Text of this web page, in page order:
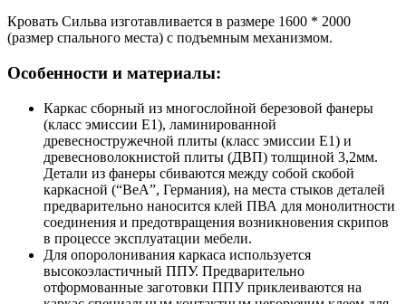
Кровать Сильва изготавливается в размере 1600 * 2000
(размер спального места) с подъемным механизмом.
Особенности и материалы:
Каркас сборный из многослойной березовой фанеры
(класс эмиссии Е1), ламинированной
древесностружечной плиты (класс эмиссии Е1) и
древесноволокнистой плиты (ДВП) толщиной 3,2мм.
Детали из фанеры сбиваются между собой скобой
каркасной (“BeA”, Германия), на места стыков деталей
предварительно наносится клей ПВА для монолитности
соединения и предотвращения возникновения скрипов
в процессе эксплуатации мебели.
Для опоролонивания каркаса используется
высокоэластичный ППУ. Предварительно
отформованные заготовки ППУ приклеиваются на